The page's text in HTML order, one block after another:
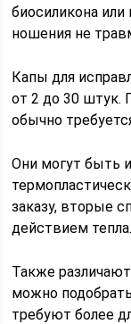
биосиликона
ношения не
Капы для
от 2 до 30 штук.
обычно
Они могут быть
заказу, вторые
действием тепла.
Также
можно
требуют более